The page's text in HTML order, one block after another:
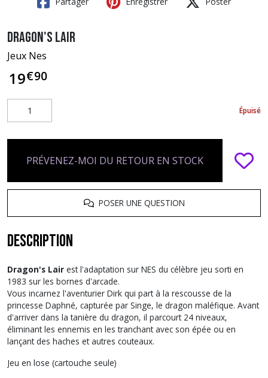
Dragon's Lair
Jeux Nes
19€90
Épuisé
PRÉVENEZ-MOI DU RETOUR EN STOCK
POSER UNE QUESTION
Description
Dragon's Lair est l'adaptation sur NES du célèbre jeu sorti en
1983 sur les bornes d'arcade.
Vous incarnez l'aventurier Dirk qui part à la rescousse de la
princesse Daphné, capturée par Singe, le dragon maléfique. Avant
d'arriver dans la tanière du dragon, il parcourt 24 niveaux,
éliminant les ennemis en les tranchant avec son épée ou en
lançant des haches et autres couteaux.
Jeu en lose (cartouche seule)